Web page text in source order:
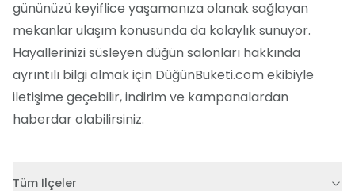
gününüzü keyiflice yaşamanıza olanak sağlayan
mekanlar ulaşım konusunda da kolaylık sunuyor.
Hayallerinizi süsleyen düğün salonları hakkında
ayrıntılı bilgi almak için DüğünBuketi.com ekibiyle
iletişime geçebilir, indirim ve kampanalardan
haberdar olabilirsiniz.
Tüm İlçeler